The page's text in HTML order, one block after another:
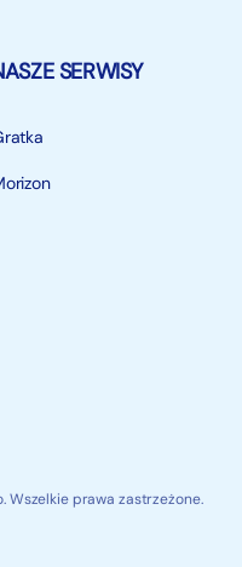
SERWISY
Wszelkie prawa zastrzeżone.